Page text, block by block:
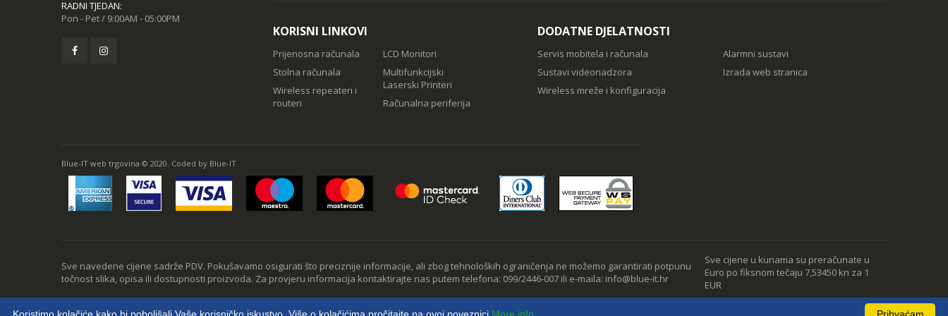
RADNI TJEDAN:
Pon - Pet / 9:00AM - 05:00PM
KORISNI LINKOVI
Prijenosna računala
Stolna računala
Wireless repeateri i
routeri
LCD Monitori
Multifunkcijski
Laserski Printeri
Računalna periferija
DODATNE DJELATNOSTI
Servis mobitela i računala
Sustavi videonadzora
Wireless mreže i konfiguracija
Alarmni sustavi
Izrada web stranica
Blue-IT web trgovina © 2020. Coded by Blue-IT
Sve navedene cijene sadrže PDV. Pokušavamo osigurati što preciznije informacije, ali zbog tehnoloških ograničenja ne možemo garantirati potpunu
točnost slika, opisa ili dostupnosti proizvoda. Za provjeru informacija kontaktirajte nas putem telefona: 099/2446-007 ili e-maila: info@blue-it.hr
Sve cijene u kunama su preračunate u
Euro po fiksnom tečaju 7,53450 kn za 1
EUR